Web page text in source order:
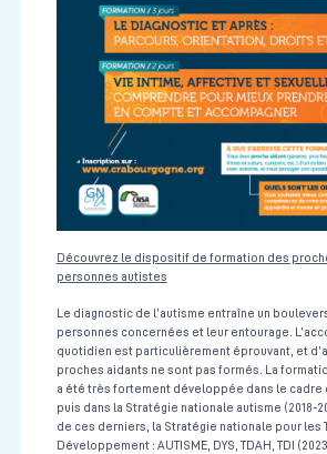
Voir la fiche
Psychomotricité et TSA : mieux
Trouble du Spectre de l'Autisme
CRA Bourgogne 2 jours consécutifs 05/10/
Voir la fiche
Coordination de l’équipe pluridisciplinaire
en salle de naissance
Néonatologie
Centre de Simulation en santé 1 jour (7H) Le
Voir la fiche
Découvrez le dispositif de formation des
personnes autistes
Le diagnostic de l’autisme entraîne un
personnes concernées et leur entourage.
quotidien est particulièrement éprouvant, et
proches aidants ne sont pas formés. La
a été très fortement développée dans le cadre
puis dans la Stratégie nationale autisme (2018-
de ces derniers, la Stratégie nationale pour les
Développement : AUTISME, DYS, TDAH, TDI